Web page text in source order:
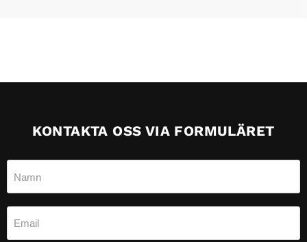
KONTAKTA OSS VIA FORMULÄRET
Namn
Email